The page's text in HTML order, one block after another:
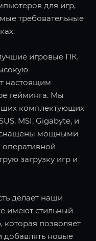
для игр,
требовательные
игровые ПК,
настоящим
гейминга. Мы
комплектующих
MSI, Gigabyte, и
мощными
загрузку игр и
делает наши
имеют стильный
позволяет
добавлять новые